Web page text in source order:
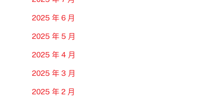
2025 年 6 月
2025 年 5 月
2025 年 4 月
2025 年 3 月
2025 年 2 月